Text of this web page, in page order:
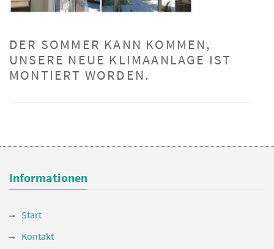
DER SOMMER KANN KOMMEN,
UNSERE NEUE KLIMAANLAGE IST
MONTIERT WORDEN.
Informationen
Start
Kontakt